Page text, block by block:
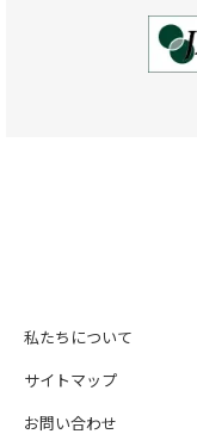
私たちについて
サイトマップ
お問い合わせ